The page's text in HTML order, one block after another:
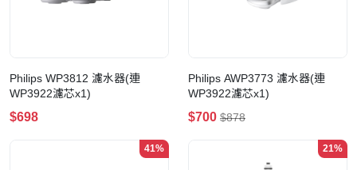
Philips WP3812 濾水器(連
WP3922濾芯x1)
$698
Philips AWP3773 濾水器(連
WP3922濾芯x1)
$700 $878
41% 21%